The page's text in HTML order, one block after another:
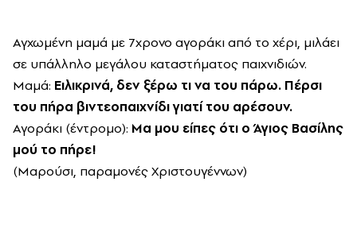
Αγχωμένη μαμά με 7χρονο αγοράκι από το χέρι, μιλάει
σε υπάλληλο μεγάλου καταστήματος παιχνιδιών.
Μαμά: Ειλικρινά, δεν ξέρω τι να του πάρω. Πέρσι
του πήρα βιντεοπαιχνίδι γιατί του αρέσουν.
Αγοράκι (έντρομο): Μα μου είπες ότι ο Άγιος Βασίλης
μού το πήρε!
(Μαρούσι, παραμονές Χριστουγέννων)